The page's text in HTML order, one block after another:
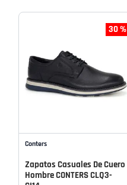
30 %
Conters
Zapatos Casuales De Cuero
Hombre CONTERS CLQ3-